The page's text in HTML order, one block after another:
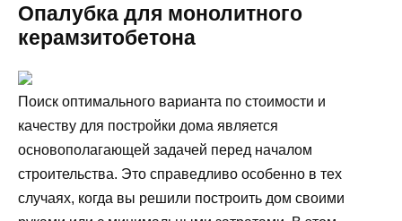
Опалубка для монолитного
керамзитобетона
Поиск оптимального варианта по стоимости и
качеству для постройки дома является
основополагающей задачей перед началом
строительства. Это справедливо особенно в тех
случаях, когда вы решили построить дом своими